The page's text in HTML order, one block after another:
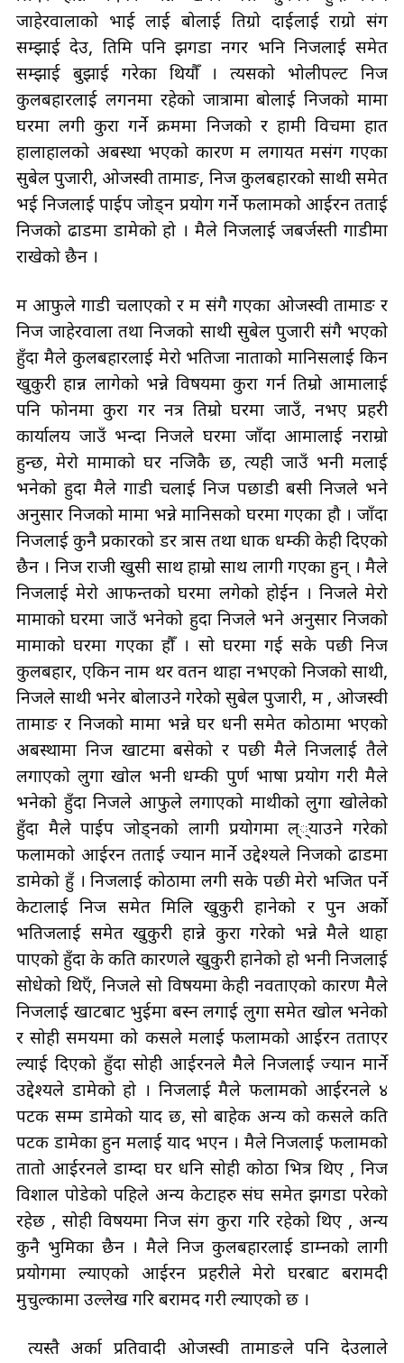
जाहेरवालाको भाई लाई बोलाई तिग्रो दाईलाई राग्रो संग
सम्झाई देउ, तिमि पनि झगडा नगर भनि निजलाई समेत
सम्झाई बुझाई गरेका थियौँ । त्यसको भोलीपल्ट निज
कुलबहादुरलाई लगनमा रहेको जात्रामा बोलाई निजको मामा
घरमा लगी कुरा गर्ने क्रममा निजको र हामी विचमा हात
हालाहालको अबस्था भएको कारण म लगायत मसंग गएका
सुबेल पुजारी, ओजस्वी तामाङ, निज कुलबहादुरको साथी समेत
भई निजलाई पाईप जोड्न प्रयोग गर्ने फलामको आईरन तताई
निजको ढाडमा डामेको हो । मैले निजलाई जबर्जस्ती गाडीमा
राखेको छैन ।
म आफुले गाडी चलाएको र म संगै गएका ओजस्वी तामाङ र
निज जाहेरवाला तथा निजको साथी सुबेल पुजारी संगै भएको
हुँदा मैले कुलबहादुरलाई मेरो भतिजा नाताको मानिसलाई किन
खुकुरी हान्न लागेको भन्ने विषयमा कुरा गर्न तिम्रो आमालाई
पनि फोनमा कुरा गर नत्र तिम्रो घरमा जाउँ, नभए प्रहरी
कार्यालय जाउँ भन्दा निजले घरमा जाँदा आमालाई नराम्रो
हुन्छ, मेरो मामाको घर नजिकै छ, त्यही जाउँ भनी मलाई
भनेको हुदा मैले गाडी चलाई निज पछाडी बसी निजले भने
अनुसार निजको मामा भन्ने मानिसको घरमा गएका हौ । जाँदा
निजलाई कुनै प्रकारको डर त्रास तथा धाक धम्की केही दिएको
छैन । निज राजी खुसी साथ हाम्रो साथ लागी गएका हुन् । मैले
निजलाई मेरो आफन्तको घरमा लगेको होईन । निजले मेरो
मामाको घरमा जाउँ भनेको हुदा निजले भने अनुसार निजको
मामाको घरमा गएका हौँ । सो घरमा गई सके पछी निज
कुलबहादुर, एकिन नाम थर वतन थाहा नभएको निजको साथी,
निजले साथी भनेर बोलाउने गरेको सुबेल पुजारी, म , ओजस्वी
तामाङ र निजको मामा भन्ने घर धनी समेत कोठामा भएको
अबस्थामा निज खाटमा बसेको र पछी मैले निजलाई तैले
लगाएको लुगा खोल भनी धम्की पुर्ण भाषा प्रयोग गरी मैले
भनेको हुँदा निजले आफुले लगाएको माथीको लुगा खोलेको
हुँदा मैले पाईप जोड्नको लागी प्रयोगमा ल््याउने गरेको
फलामको आईरन तताई ज्यान मार्ने उद्देश्यले निजको ढाडमा
डामेको हुँ । निजलाई कोठामा लगी सके पछी मेरो भजित पर्ने
केटालाई निज समेत मिलि खुकुरी हानेको र पुन अर्को
भतिजलाई समेत खुकुरी हान्ने कुरा गरेको भन्ने मैले थाहा
पाएको हुँदा के कति कारणले खुकुरी हानेको हो भनी निजलाई
सोधेको थिएँ, निजले सो विषयमा केही नवताएको कारण मैले
निजलाई खाटबाट भुईमा बस्न लगाई लुगा समेत खोल भनेको
र सोही समयमा को कसले मलाई फलामको आईरन तताएर
ल्याई दिएको हुँदा सोही आईरनले मैले निजलाई ज्यान मार्ने
उद्देश्यले डामेको हो । निजलाई मैले फलामको आईरनले ४
पटक सम्म डामेको याद छ, सो बाहेक अन्य को कसले कति
पटक डामेका हुन मलाई याद भएन । मैले निजलाई फलामको
तातो आईरनलेडाम्दा घर धनि सोही कोठा भित्र थिए , निज
विशाल पोडेको पहिले अन्य केटाहरु संघ समेत झगडा परेको
रहेछ , सोही विषयमा निज संग कुरा गरि रहेको थिए , अन्य
कुनै भुमिका छैन । मैले निज कुलबहादुरलाई डाम्नको लागी
प्रयोगमा ल्याएको आईरन प्रहरीले मेरो घरबाट बरामदी
मुचुल्कामा उल्लेख गरि बरामद गरी ल्याएको छ ।
त्यस्तै अर्का प्रतिवादी ओजस्वी तामाङले पनि देउलाले